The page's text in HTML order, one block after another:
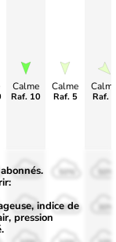
Calme
Raf. 10
Calme
Raf. 5 Raf. 5
50%
30%
50%
30%
indice de
pression